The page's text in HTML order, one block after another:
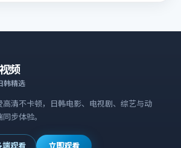
频
韩精选
清不卡顿，日韩电影、电视剧、综艺与动
步体验。
端观看 立即观看